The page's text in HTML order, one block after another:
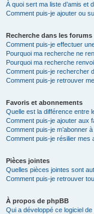
À quoi sert ma liste d’amis et
Comment puis-je ajouter ou
Recherche dans les forums
Comment puis-je effectuer
Pourquoi ma recherche ne
Pourquoi ma recherche
Comment puis-je rechercher
Comment puis-je retrouver
Favoris et abonnements
Quelle est la différence entre
Comment puis-je ajouter aux
Comment puis-je m’abonner
Comment puis-je résilier mes
Pièces jointes
Quelles pièces jointes sont
Comment puis-je retrouver
À propos de phpBB
Qui a développé ce logiciel